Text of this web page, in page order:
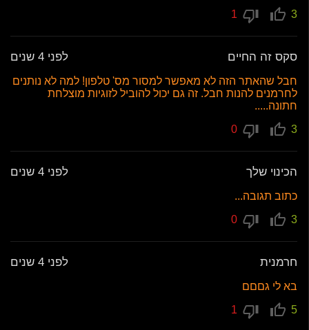
3
סקס זה החיים לפני 4 שנים
חבל שהאתר הזה לא מאפשר למסור מס' טלפון! למה לא נותנים
לחרמנים להנות חבל. זה גם יכול להוביל לזוגיות מוצלחת
חתונה.....
3
הכינוי שלך לפני 4 שנים
כתוב תגובה...
3
חרמנית לפני 4 שנים
בא לי גםםם
5